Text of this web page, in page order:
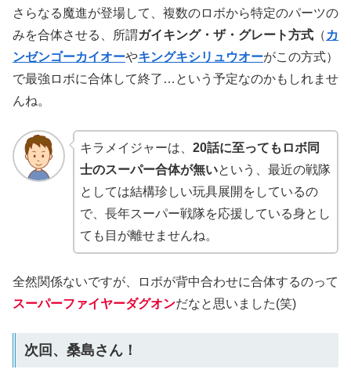
さらなる魔進が登場して、複数のロボから特定のパーツの
みを合体させる、所謂ガイキング・ザ・グレート方式 （ カ
ンゼンゴーカイオーやキングキシリュウオーがこの方式）
で最強ロボに合体して終了…という予定なのかもしれませ
んね。
キラメイジャーは、 20話に至ってもロボ同
士のスーパー合体が無いという、最近の戦隊
としては結構珍しい玩具展開をしているの
で、長年スーパー戦隊を応援している身とし
ても目が離せませんね。
全然関係ないですが、ロボが背中合わせに合体するのって
スーパーファイヤーダグオンだなと思いました(笑)
次回、桑島さん！